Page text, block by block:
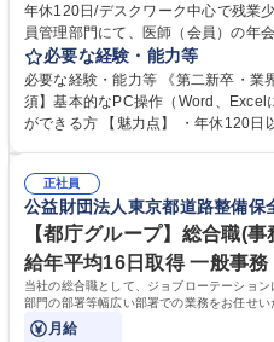
年休120日/デスクワーク中心で残業少なめ 仕事の内容 日本内
員管理部門にて、医師（会員）の年
テム入力、電話・FAX対応をお任せ
営事務局業務などにも幅広く携わっていただきま
入力業務】 ・医師（会員）の住所変
・年会費の徴収管理や入金データの
年休120日/デスクワーク中心で残業少
必要な経験・能力等
必要な経験・能力等 《第二新卒・業
須】基本的なPC操作（Word、Excel
ができる方 【魅力点】 ・年休120日以上に加え、9時～17時の「実働7時
務（各種委員会運営）】 ・学会内
整、資料作成、当日の運営サポート 学歴・資格 学歴：大学院 大学 語学
力： 資格：
正社員
公益財団法人東京都道路整備保
【都庁グループ】総合職(
給年平均16日取得 一般事務
当社の総合職として、ジョブローテーショ
部門の部署等幅広い部署での業務をお任せ
ております！ ※下記業務詳細
月給